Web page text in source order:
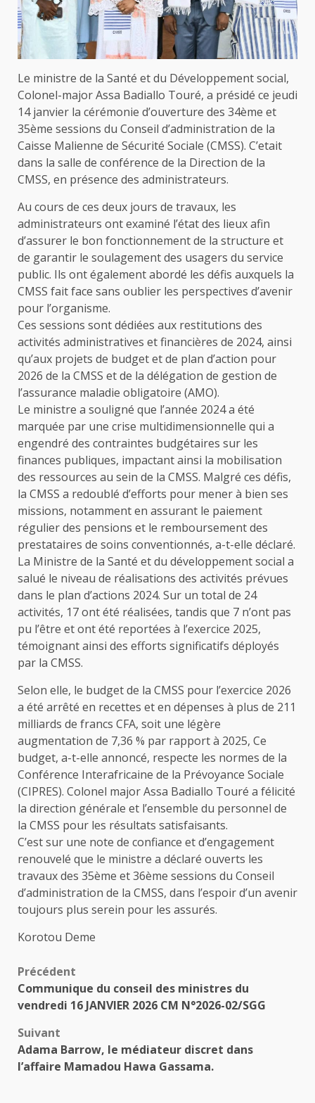
Le ministre de la Santé et du Développement social,
Colonel-major Assa Badiallo Touré, a présidé ce jeudi
14 janvier la cérémonie d’ouverture des 34ème et
35ème sessions du Conseil d’administration de la
Caisse Malienne de Sécurité Sociale (CMSS). C’etait
dans la salle de conférence de la Direction de la
CMSS, en présence des administrateurs.
Au cours de ces deux jours de travaux, les
administrateurs ont examiné l’état des lieux afin
d’assurer le bon fonctionnement de la structure et
de garantir le soulagement des usagers du service
public. Ils ont également abordé les défis auxquels la
CMSS fait face sans oublier les perspectives d’avenir
pour l’organisme.
Ces sessions sont dédiées aux restitutions des
activités administratives et financières de 2024, ainsi
qu’aux projets de budget et de plan d’action pour
2026 de la CMSS et de la délégation de gestion de
l’assurance maladie obligatoire (AMO).
Le ministre a souligné que l’année 2024 a été
marquée par une crise multidimensionnelle qui a
engendré des contraintes budgétaires sur les
finances publiques, impactant ainsi la mobilisation
des ressources au sein de la CMSS. Malgré ces défis,
la CMSS a redoublé d’efforts pour mener à bien ses
missions, notamment en assurant le paiement
régulier des pensions et le remboursement des
prestataires de soins conventionnés, a-t-elle déclaré.
La Ministre de la Santé et du développement social a
salué le niveau de réalisations des activités prévues
dans le plan d’actions 2024. Sur un total de 24
activités, 17 ont été réalisées, tandis que 7 n’ont pas
pu l’être et ont été reportées à l’exercice 2025,
témoignant ainsi des efforts significatifs déployés
par la CMSS.
Selon elle, le budget de la CMSS pour l’exercice 2026
a été arrêté en recettes et en dépenses à plus de 211
milliards de francs CFA, soit une légère
augmentation de 7,36 % par rapport à 2025, Ce
budget, a-t-elle annoncé, respecte les normes de la
Conférence Interafricaine de la Prévoyance Sociale
(CIPRES). Colonel major Assa Badiallo Touré a félicité
la direction générale et l’ensemble du personnel de
la CMSS pour les résultats satisfaisants.
C’est sur une note de confiance et d’engagement
renouvelé que le ministre a déclaré ouverts les
travaux des 35ème et 36ème sessions du Conseil
d’administration de la CMSS, dans l’espoir d’un avenir
toujours plus serein pour les assurés.
Korotou Deme
Navigation
d’article
Précédent
Communique du conseil des ministres du
vendredi 16 JANVIER 2026 CM N°2026-02/SGG
Suivant
Adama Barrow, le médiateur discret dans
l’affaire Mamadou Hawa Gassama.